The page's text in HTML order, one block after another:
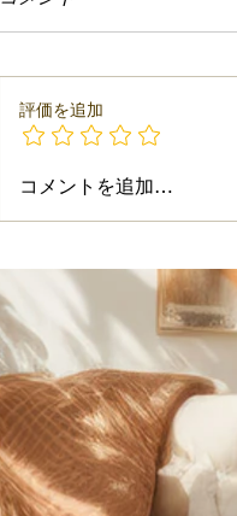
評価を追加
コメントを追加…